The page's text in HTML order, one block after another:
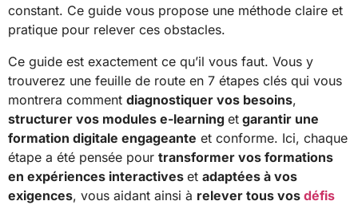
constant. Ce guide vous propose une méthode claire et
pratique pour relever ces obstacles.
Ce guide est exactement ce qu’il vous faut. Vous y
trouverez une feuille de route en 7 étapes clés qui vous
montrera comment diagnostiquer vos besoins,
structurer vos modules e-learning et garantir une
formation digitale engageante et conforme. Ici, chaque
étape a été pensée pour transformer vos formations
en expériences interactives et adaptées à vos
exigences, vous aidant ainsi à relever tous vos défis